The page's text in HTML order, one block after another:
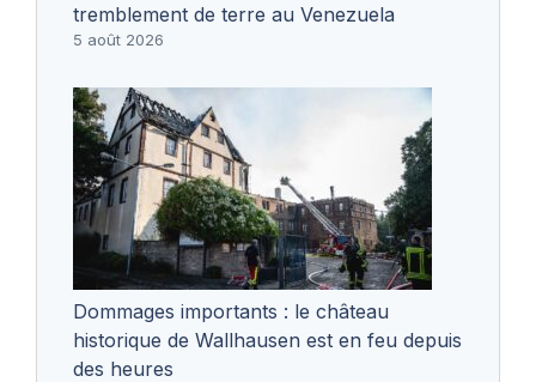
tremblement de terre au Venezuela
5 août 2026
Dommages importants : le château
historique de Wallhausen est en feu depuis
des heures